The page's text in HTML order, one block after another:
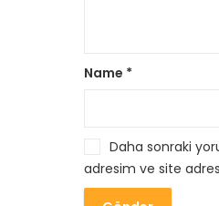
Name *
Daha sonraki
adresim ve site